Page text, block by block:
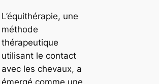
L’équithérapie, une
méthode
thérapeutique
utilisant le contact
avec les chevaux, a
émergé comme une